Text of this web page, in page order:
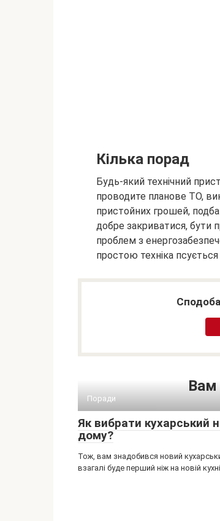
Кілька порад
Будь-який технічний
проводите планове ТО,
пристойних грошей,
добре закриватися, бути
проблем з
простою техніка
Вам
Поради
Як вибрати кухарський
дому?
Тож, вам знадобився новий
взагалі буде перший ніж на новій